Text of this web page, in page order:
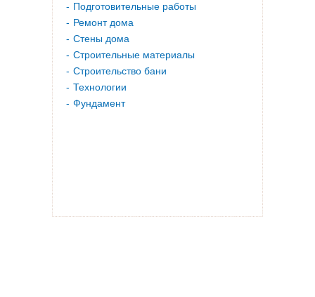
Подготовительные работы
Ремонт дома
Стены дома
Строительные материалы
Строительство бани
Технологии
Фундамент